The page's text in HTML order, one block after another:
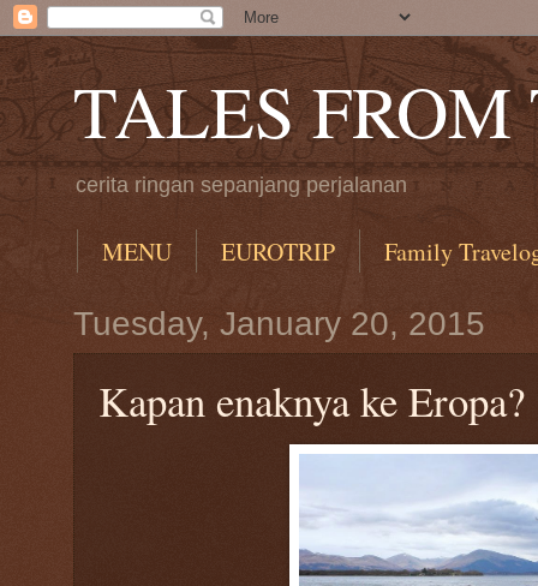
TALES FROM
cerita ringan sepanjang perjalanan
MENU EUROTRIP Family
Tuesday, January 20, 2015
Kapan enaknya ke Eropa?